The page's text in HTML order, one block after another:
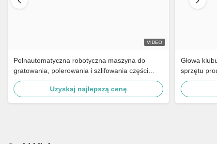
VIDEO
Pełnautomatyczna robotyczna maszyna do
gratowania, polerowania i szlifowania części
motocyklowych, mosiężnych kranów, okuć,
klamek drzwiUzyskaj najlepszą cenę
Głowa
sprzętu
sterowania